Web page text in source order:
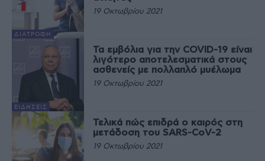
ΔΙΑΤΡΟΦΉ
19 Οκτωβρίου 2021
ΕΙΔΉΣΕΙΣ
Τα εμβόλια για την COVID-19 είναι
λιγότερο αποτελεσματικά στους
ασθενείς με πολλαπλό μυέλωμα
19 Οκτωβρίου 2021
Τελικά πώς επιδρά ο καιρός στη
μετάδοση του SARS-CoV-2
19 Οκτωβρίου 2021